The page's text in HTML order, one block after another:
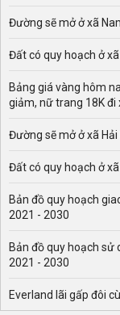
Đường sẽ mở ở xã
Đất có quy hoạch ở
Bảng giá vàng hôm
giảm, nữ trang 18K đi
Đường sẽ mở ở xã
Đất có quy hoạch ở
Bản đồ quy hoạch
2021 - 2030
Bản đồ quy hoạch sử
2021 - 2030
Everland lãi gấp đôi